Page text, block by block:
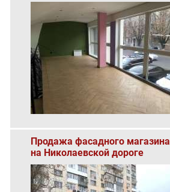
Продажа фасадного магазина
на Николаевской дороге